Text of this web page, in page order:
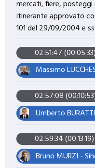
mercati, fiere,
itinerante approvato
101 del 29/09/2004 e
02:51:47 (00:05:33)
02:57:08
Umberto
02:59:34 (00:13:19)
Bruno MURZI -